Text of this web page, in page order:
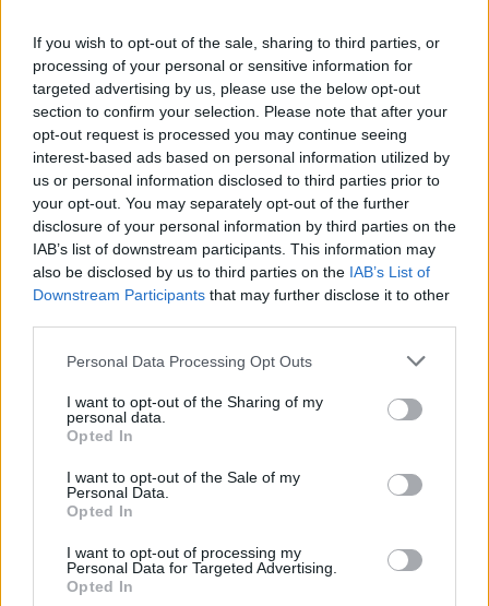
If you wish to opt-out of the sale, sharing to third parties, or
processing of your personal or sensitive information for
targeted advertising by us, please use the below opt-out
section to confirm your selection. Please note that after your
opt-out request is processed you may continue seeing
interest-based ads based on personal information utilized by
us or personal information disclosed to third parties prior to
your opt-out. You may separately opt-out of the further
disclosure of your personal information by third parties on the
IAB’s list of downstream participants. This information may
also be disclosed by us to third parties on the IAB’s List of
Downstream Participants that may further disclose it to other
Please note that this website/app uses one or more Google
not limited to your visit or usage behaviour. You may click to
grant or deny consent to Google and its third-party tags to
use your data for below specified purposes in below Google
consent section.
Personal Data Processing Opt Outs
I want to opt-out of the Sharing of my
personal data.
Opted In
I want to opt-out of the Sale of my
Personal Data.
Opted In
I want to opt-out of processing my
Personal Data for Targeted Advertising.
Opted In
Τι περιλαμβάνει η διάταξη
Η διάταξη του σχετικού άρθρου που
περιλαμβάνεται στο σχέδιο νόμου «Μέτρα
αντιμετώπισης της ενεργειακής κρίσης και
ενίσχυσης του διαθέσιμου εισοδήματος των
πολιτών, μισθολογικές και φορολογικές διατάξεις,
ρυθμίσεις για τον εξωδικαστικό μηχανισμό
ρύθμισης οφειλών, συνταξιοδοτικές ρυθμίσεις
Δημοσίου, ρυθμίσεις για την Επιτροπή Εποπτείας
και Ελέγχου Παιγνίων και βελτίωση του πλαισίου
για τα παίγνια, ρυθμίσεις για την Εταιρεία
διατάξεις», έχει ως εξής: